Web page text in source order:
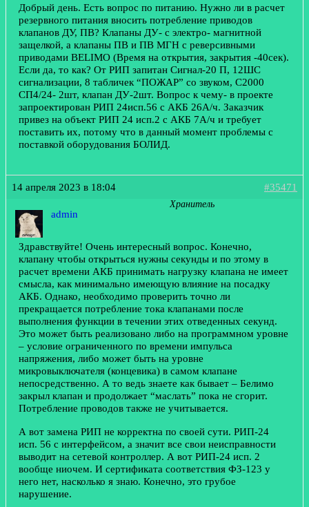
Добрый день. Есть вопрос по питанию. Нужно ли в расчет
резервного питания вносить потребление приводов
клапанов ДУ, ПВ? Клапаны ДУ- с электро- магнитной
защелкой, а клапаны ПВ и ПВ МГН с реверсивными
приводами BELIMO (Время на открытия, закрытия -40сек).
Если да, то как? От РИП запитан Сигнал-20 П, 12ШС
сигнализации, 8 табличек “ПОЖАР” со звуком, С2000
СП4/24- 2шт, клапан ДУ-2шт. Вопрос к чему- в проекте
запроектирован РИП 24исп.56 с АКБ 26А/ч. Заказчик
привез на объект РИП 24 исп.2 с АКБ 7А/ч и требует
поставить их, потому что в данный момент проблемы с
поставкой оборудования БОЛИД.
14 апреля 2023 в 18:04 #35471
admin
Хранитель
Здравствуйте! Очень интересный вопрос. Конечно,
клапану чтобы открыться нужны секунды и по этому в
расчет времени АКБ принимать нагрузку клапана не имеет
смысла, как минимально имеющую влияние на посадку
АКБ. Однако, необходимо проверить точно ли
прекращается потребление тока клапанами после
выполнения функции в течении этих отведенных секунд.
Это может быть реализовано либо на программном уровне
– условие ограниченного по времени импульса
напряжения, либо может быть на уровне
микровыключателя (концевика) в самом клапане
непосредственно. А то ведь знаете как бывает – Белимо
закрыл клапан и продолжает “маслать” пока не сгорит.
Потребление проводов также не учитывается.
А вот замена РИП не корректна по своей сути. РИП-24
исп. 56 с интерфейсом, а значит все свои неисправности
выводит на сетевой контроллер. А вот РИП-24 исп. 2
вообще ниочем. И сертификата соответствия ФЗ-123 у
него нет, насколько я знаю. Конечно, это грубое
нарушение.